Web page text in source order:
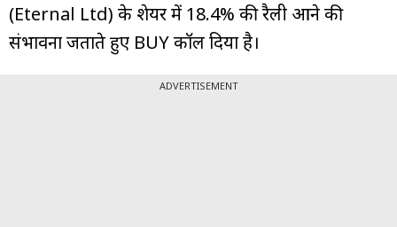
(Eternal Ltd) के शेयर में 18.4% की रैली आने की
संभावना जताते हुए BUY कॉल दिया है।
ADVERTISEMENT